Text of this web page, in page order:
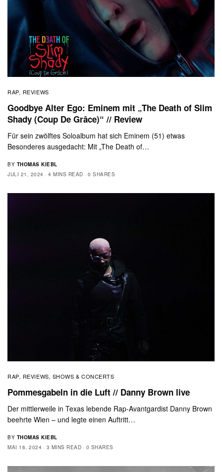
RAP, REVIEWS
Goodbye Alter Ego: Eminem mit „The Death of Slim
Shady (Coup De Grâce)“ // Review
Für sein zwölftes Soloalbum hat sich Eminem (51) etwas
Besonderes ausgedacht: Mit „The Death of…
BY THOMAS KIEBL
JULI 21, 2024
4 MINS READ 0 SHARES
RAP, REVIEWS, SHOWS & CONCERTS
Pommesgabeln in die Luft // Danny Brown live
Der mittlerweile in Texas lebende Rap-Avantgardist Danny Brown
beehrte Wien – und legte einen Auftritt…
BY THOMAS KIEBL
MAI 16, 2024
3 MINS READ 0 SHARES